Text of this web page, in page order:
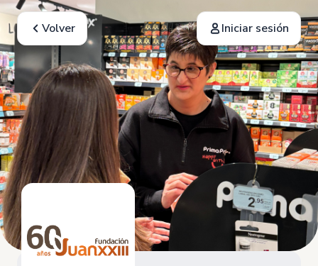
Volver Iniciar sesión